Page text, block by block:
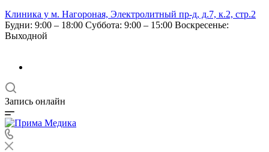
Клиника у м. Нагороная, Электролитный пр-д, д.7, к.2, стр.2
Будни: 9:00 – 18:00 Суббота: 9:00 – 15:00 Воскресенье:
Выходной
Запись онлайн